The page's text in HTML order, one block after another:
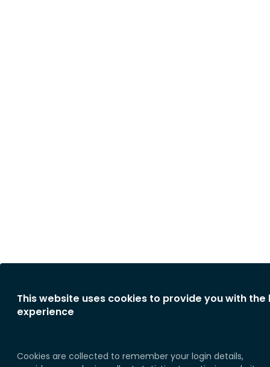
This website uses cookies to provide you with the
experience
Cookies are collected to remember your login details,